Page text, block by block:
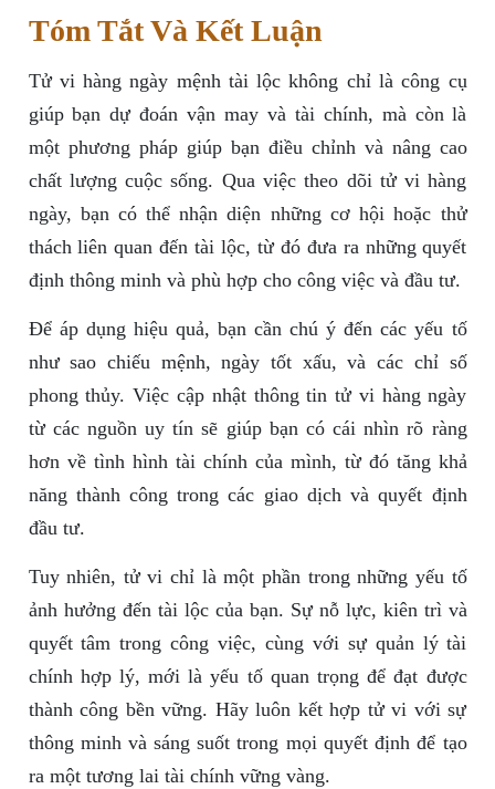
Tóm Tắt Và Kết Luận
Tử vi hàng ngày mệnh tài lộc không chỉ là công cụ
giúp bạn dự đoán vận may và tài chính, mà còn là
một phương pháp giúp bạn điều chỉnh và nâng cao
chất lượng cuộc sống. Qua việc theo dõi tử vi hàng
ngày, bạn có thể nhận diện những cơ hội hoặc thử
thách liên quan đến tài lộc, từ đó đưa ra những quyết
định thông minh và phù hợp cho công việc và đầu tư.
Để áp dụng hiệu quả, bạn cần chú ý đến các yếu tố
như sao chiếu mệnh, ngày tốt xấu, và các chỉ số
phong thủy. Việc cập nhật thông tin tử vi hàng ngày
từ các nguồn uy tín sẽ giúp bạn có cái nhìn rõ ràng
hơn về tình hình tài chính của mình, từ đó tăng khả
năng thành công trong các giao dịch và quyết định
đầu tư.
Tuy nhiên, tử vi chỉ là một phần trong những yếu tố
ảnh hưởng đến tài lộc của bạn. Sự nỗ lực, kiên trì và
quyết tâm trong công việc, cùng với sự quản lý tài
chính hợp lý, mới là yếu tố quan trọng để đạt được
thành công bền vững. Hãy luôn kết hợp tử vi với sự
thông minh và sáng suốt trong mọi quyết định để tạo
ra một tương lai tài chính vững vàng.